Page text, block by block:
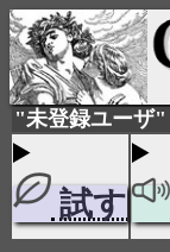
"未登録ユーザ"
試す